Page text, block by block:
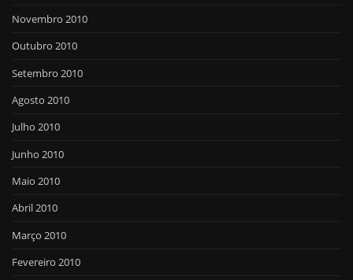
Novembro 2010
Outubro 2010
Setembro 2010
Agosto 2010
Julho 2010
Junho 2010
Maio 2010
Abril 2010
Março 2010
Fevereiro 2010